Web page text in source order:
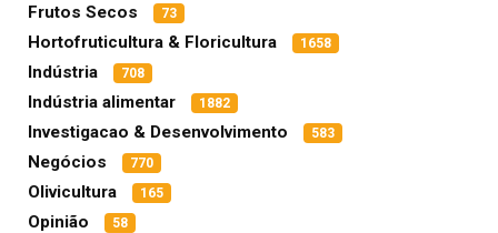
Frutos Secos 73
Hortofruticultura & Floricultura 1658
Indústria 708
Indústria alimentar 1882
Investigacao & Desenvolvimento 583
Negócios 770
Olivicultura 165
Opinião 58